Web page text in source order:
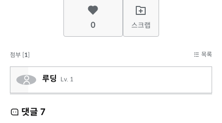
0 스크랩
첨부 [1] 목록
루딩 Lv. 1
댓글 7